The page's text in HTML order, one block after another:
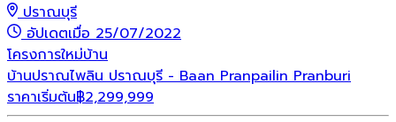
ปราณบุรี
อัปเดตเมื่อ 25/07/2022
โครงการใหม่บ้าน
บ้านปราณไพลิน ปราณบุรี - Baan Pranpailin Pranburi
ราคาเริ่มต้น฿2,299,999